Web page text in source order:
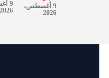
9 أغسطس،
2026
9
2026